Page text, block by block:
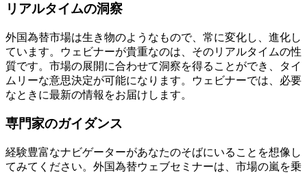
リアルタイムの洞察
外国為替市場は生き物のようなもので、常に変化し、進化し
ています。ウェビナーが貴重なのは、そのリアルタイムの性
質です。市場の展開に合わせて洞察を得ることができ、タイ
ムリーな意思決定が可能になります。ウェビナーでは、必要
なときに最新の情報をお届けします。
専門家のガイダンス
経験豊富なナビゲーターがあなたのそばにいることを想像し
てみてください。外国為替ウェブセミナーは、市場の嵐を乗